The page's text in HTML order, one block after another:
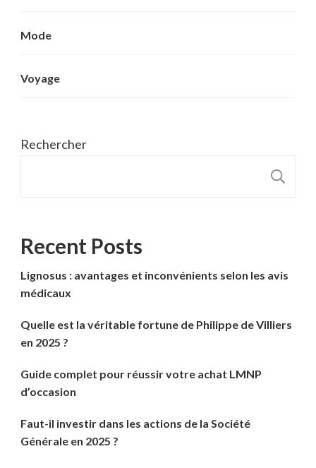
Mode
Voyage
Rechercher
Recent Posts
Lignosus : avantages et inconvénients selon les avis
médicaux
Quelle est la véritable fortune de Philippe de Villiers
en 2025 ?
Guide complet pour réussir votre achat LMNP
d’occasion
Faut-il investir dans les actions de la Société
Générale en 2025 ?